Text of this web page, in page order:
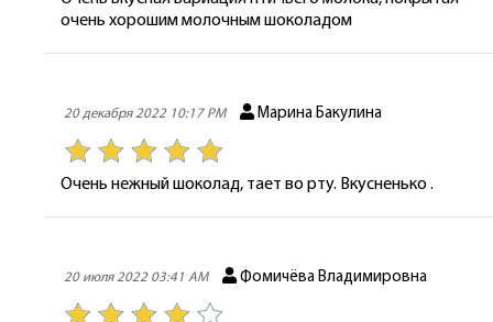
очень хорошим молочным шоколадом
20 декабря 2022 10:17 PM Марина Бакулина
Очень нежный шоколад, тает во рту. Вкусненько .
20 июля 2022 03:41 AM Фомичёва Владимировна